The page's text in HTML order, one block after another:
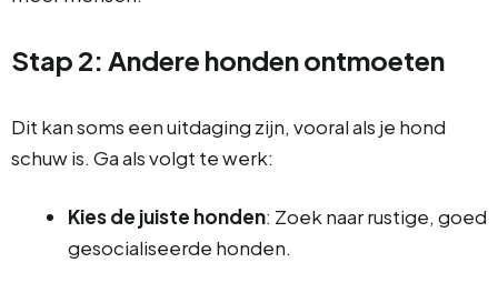
Stap 2: Andere honden ontmoeten
Dit kan soms een uitdaging zijn, vooral als je hond
schuw is. Ga als volgt te werk:
Kies de juiste honden: Zoek naar rustige, goed
gesocialiseerde honden.